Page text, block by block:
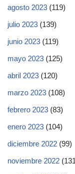
agosto 2023 (119)
julio 2023 (139)
junio 2023 (119)
mayo 2023 (125)
abril 2023 (120)
marzo 2023 (108)
febrero 2023 (83)
enero 2023 (104)
diciembre 2022 (99)
noviembre 2022